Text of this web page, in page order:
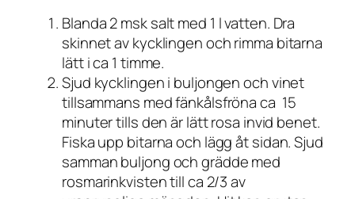
Blanda 2 msk salt med 1 l vatten. Dra
skinnet av kycklingen och rimma bitarna
lätt i ca 1 timme.
Sjud kycklingen i buljongen och vinet
tillsammans med fänkålsfröna ca 15
minuter tills den är lätt rosa invid benet.
Fiska upp bitarna och lägg åt sidan. Sjud
samman buljong och grädde med
rosmarinkvisten till ca 2/3 av